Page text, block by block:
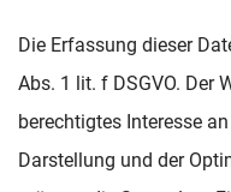
Die Erfassung dieser
Abs. 1 lit. f DSGVO. Der
berechtigtes Interesse
Darstellung und der